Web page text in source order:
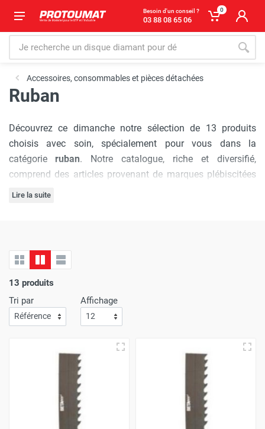
Besoin d'un conseil ?
03 88 08 65 06
0
Accessoires, consommables et pièces détachées
Ruban
Découvrez ce dimanche notre sélection de 13 produits
choisis avec soin, spécialement pour vous dans la
catégorie ruban. Notre catalogue, riche et diversifié,
comprend des articles provenant de marques plébiscitées
par les professionnels :
expérience d'achat où chaque visite est synonyme
d'économie.L'efficacité de notre service de livraison est
une priorité absolue
rapidement et sans le moindre souci !
Avec Protoumat,bénéficiez d'un shopping qui allie à la
perfection des prix avantageux
et une livraison dont la rapidité vous surprendra
à chaque commande
Lire la suite
13 produits
Tri par
Affichage